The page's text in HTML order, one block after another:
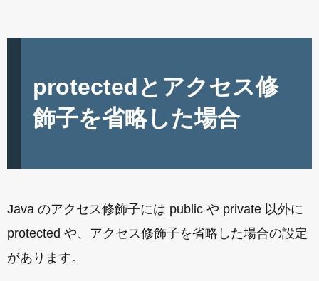
protectedとアクセス修
飾子を省略した場合
Java のアクセス修飾子には public や private 以外に
protected や、アクセス修飾子を省略した場合の設定
があります。